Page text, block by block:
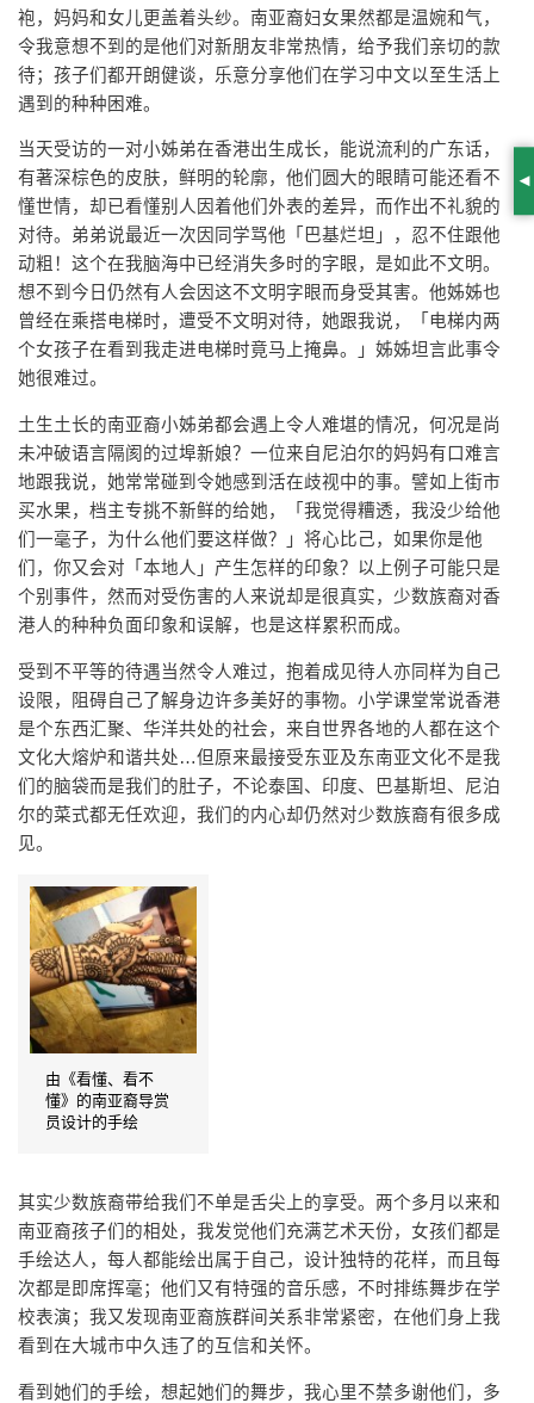
袍，妈妈和女儿更盖着头纱。南亚裔妇女果然都是温婉和气，
令我意想不到的是他们对新朋友非常热情，给予我们亲切的款
待；孩子们都开朗健谈，乐意分享他们在学习中文以至生活上
遇到的种种困难。
当天受访的一对小姊弟在香港出生成长，能说流利的广东话，
有著深棕色的皮肤，鲜明的轮廓，他们圆大的眼睛可能还看不
懂世情，却已看懂别人因着他们外表的差异，而作出不礼貌的
对待。弟弟说最近一次因同学骂他「巴基烂坦」，忍不住跟他
动粗！这个在我脑海中已经消失多时的字眼，是如此不文明。
想不到今日仍然有人会因这不文明字眼而身受其害。他姊姊也
曾经在乘搭电梯时，遭受不文明对待，她跟我说，「电梯内两
个女孩子在看到我走进电梯时竟马上掩鼻。」姊姊坦言此事令
她很难过。
土生土长的南亚裔小姊弟都会遇上令人难堪的情况，何况是尚
未冲破语言隔阂的过埠新娘？一位来自尼泊尔的妈妈有口难言
地跟我说，她常常碰到令她感到活在歧视中的事。譬如上街市
买水果，档主专挑不新鲜的给她，「我觉得糟透，我没少给他
们一毫子，为什么他们要这样做？」将心比己，如果你是他
们，你又会对「本地人」产生怎样的印象？以上例子可能只是
个别事件，然而对受伤害的人来说却是很真实，少数族裔对香
港人的种种负面印象和误解，也是这样累积而成。
受到不平等的待遇当然令人难过，抱着成见待人亦同样为自己
设限，阻碍自己了解身边许多美好的事物。小学课堂常说香港
是个东西汇聚、华洋共处的社会，来自世界各地的人都在这个
文化大熔炉和谐共处…但原来最接受东亚及东南亚文化不是我
们的脑袋而是我们的肚子，不论泰国、印度、巴基斯坦、尼泊
尔的菜式都无任欢迎，我们的内心却仍然对少数族裔有很多成
见。
由《看懂、看不
懂》的南亚裔导赏
员设计的手绘
其实少数族裔带给我们不单是舌尖上的享受。两个多月以来和
南亚裔孩子们的相处，我发觉他们充满艺术天份，女孩们都是
手绘达人，每人都能绘出属于自己，设计独特的花样，而且每
次都是即席挥毫；他们又有特强的音乐感，不时排练舞步在学
校表演；我又发现南亚裔族群间关系非常紧密，在他们身上我
看到在大城市中久违了的互信和关怀。
看到她们的手绘，想起她们的舞步，我心里不禁多谢他们，多